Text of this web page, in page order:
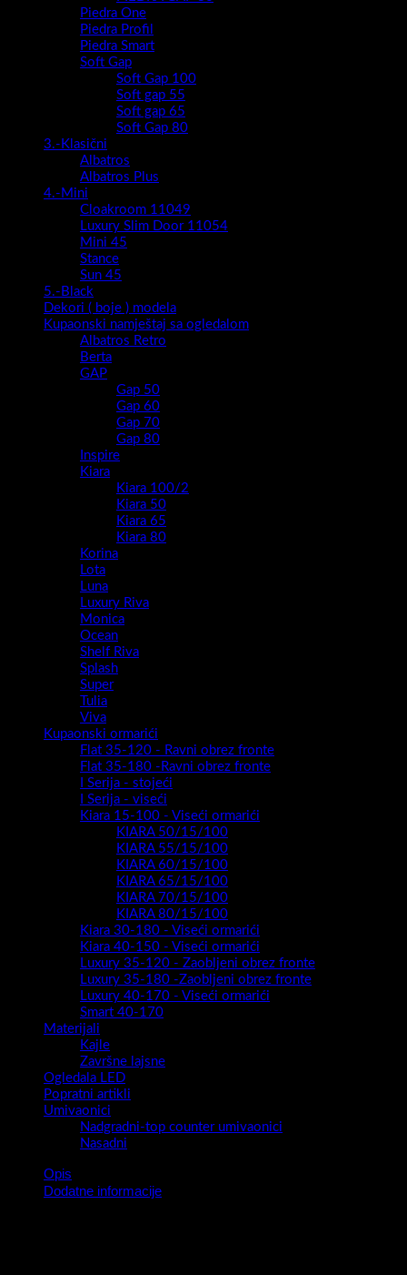
Piedra One
Piedra Profil
Piedra Smart
Soft Gap
Soft Gap 100
Soft gap 55
Soft gap 65
Soft Gap 80
3.-Klasični
Albatros
Albatros Plus
4.-Mini
Cloakroom 11049
Luxury Slim Door 11054
Mini 45
Stance
Sun 45
5.-Black
Dekori ( boje ) modela
Kupaonski namještaj sa ogledalom
Albatros Retro
Berta
GAP
Gap 50
Gap 60
Gap 70
Gap 80
Inspire
Kiara
Kiara 100/2
Kiara 50
Kiara 65
Kiara 80
Korina
Lota
Luna
Luxury Riva
Monica
Ocean
Shelf Riva
Splash
Super
Tulia
Viva
Kupaonski ormarići
Flat 35-120 - Ravni obrez fronte
Flat 35-180 -Ravni obrez fronte
I Serija - stojeći
I Serija - viseći
Kiara 15-100 - Viseći ormarići
KIARA 50/15/100
KIARA 55/15/100
KIARA 60/15/100
KIARA 65/15/100
KIARA 70/15/100
KIARA 80/15/100
Kiara 30-180 - Viseći ormarići
Kiara 40-150 - Viseći ormarići
Luxury 35-120 - Zaobljeni obrez fronte
Luxury 35-180 -Zaobljeni obrez fronte
Luxury 40-170 - Viseći ormarići
Smart 40-170
Materijali
Kajle
Završne lajsne
Ogledala LED
Popratni artikli
Umivaonici
Nadgradni-top counter umivaonici
Nasadni
Opis
Dodatne informacije